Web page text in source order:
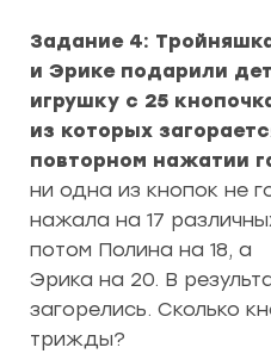
Задание 4:
и Эрике подарили
игрушку с 25
из которых
повторном нажатии
ни одна из кнопок не
нажала на 17
потом Полина на 18, а
Эрика на 20. В
загорелись. Сколько
трижды?